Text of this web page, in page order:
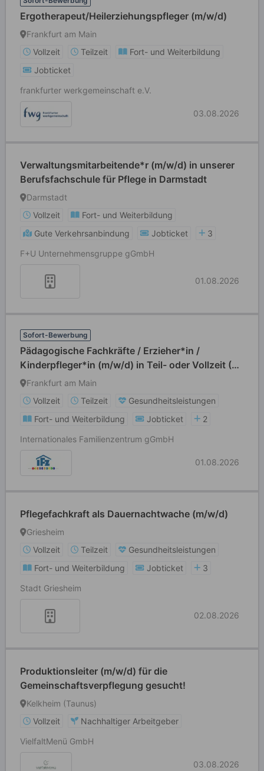
Ergotherapeut/Heilerziehungspfleger (m/w/d)
Frankfurt am Main
Vollzeit
Teilzeit
Fort- und Weiterbildung
Jobticket
frankfurter werkgemeinschaft e.V.
03.08.2026
Verwaltungsmitarbeitende*r (m/w/d) in unserer
Berufsfachschule für Pflege in Darmstadt
Darmstadt
Vollzeit
Fort- und Weiterbildung
Gute Verkehrsanbindung
Jobticket
3
F+U Unternehmensgruppe gGmbH
01.08.2026
Sofort-Bewerbung
Pädagogische Fachkräfte / Erzieher*in /
Kinderpfleger*in (m/w/d) in Teil- oder Vollzeit (39
Std./Wo)
Frankfurt am Main
Vollzeit
Teilzeit
Gesundheitsleistungen
Fort- und Weiterbildung
Jobticket
2
Internationales Familienzentrum gGmbH
01.08.2026
Pflegefachkraft als Dauernachtwache (m/w/d)
Griesheim
Vollzeit
Teilzeit
Gesundheitsleistungen
Fort- und Weiterbildung
Jobticket
3
Stadt Griesheim
02.08.2026
Produktionsleiter (m/w/d) für die
Gemeinschaftsverpflegung gesucht!
Kelkheim (Taunus)
Vollzeit
Nachhaltiger Arbeitgeber
VielfaltMenü GmbH
03.08.2026